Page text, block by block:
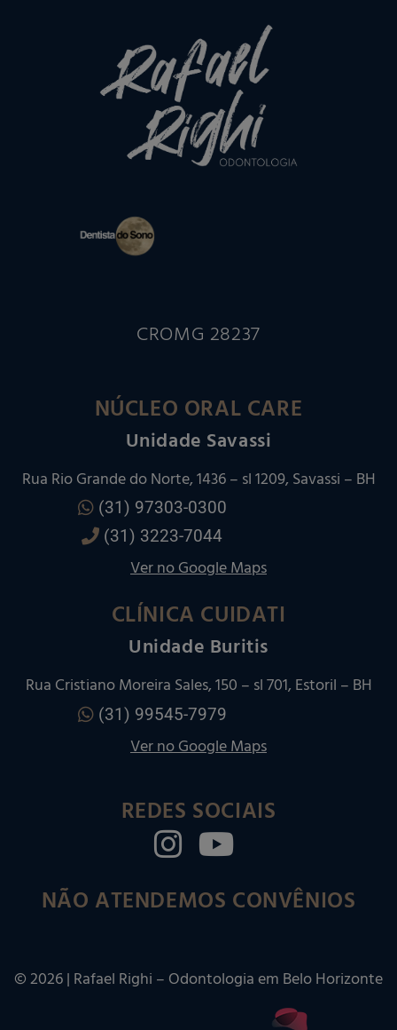
CROMG 28237
NÚCLEO ORAL CARE
Unidade Savassi
Rua Rio Grande do Norte, 1436 – sl 1209, Savassi – BH
(31) 97303-0300
(31) 3223-7044
Ver no Google Maps
CLÍNICA CUIDATI
Unidade Buritis
Rua Cristiano Moreira Sales, 150 – sl 701, Estoril – BH
(31) 99545-7979
Ver no Google Maps
REDES SOCIAIS
NÃO ATENDEMOS CONVÊNIOS
©2026| Rafael Righi – Odontologia em Belo Horizonte